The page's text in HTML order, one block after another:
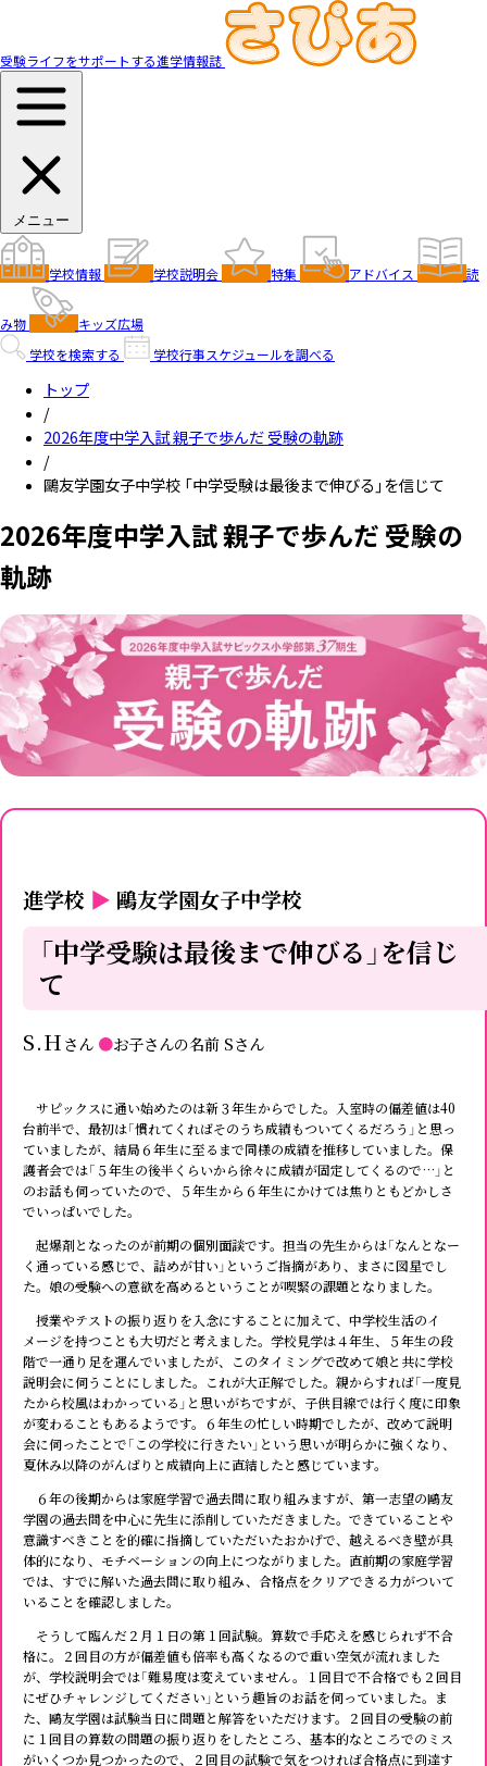
受験ライフをサポートする進学情報誌
メニュー
学校情報 学校説明会 特集 アドバイス 読
み物
キッズ広場
学校を検索する
学校行事スケジュールを調べる
トップ
/
2026年度中学入試 親子で歩んだ 受験の軌跡
/
鷗友学園女子中学校 「中学受験は最後まで伸びる」を信じて
2026年度中学入試 親子で歩んだ 受験の
軌跡
進学校 ▶ 鷗友学園女子中学校
「中学受験は最後まで伸びる」を信じ
て
S.H さん ●お子さんの名前 Sさん
サピックスに通い始めたのは新３年生からでした。入室時の偏差値は40
台前半で、最初は「慣れてくればそのうち成績もついてくるだろう」と思っ
ていましたが、結局６年生に至るまで同様の成績を推移していました。保
護者会では「５年生の後半くらいから徐々に成績が固定してくるので…」と
のお話も伺っていたので、５年生から６年生にかけては焦りともどかしさ
でいっぱいでした。
起爆剤となったのが前期の個別面談です。担当の先生からは「なんとなー
く通っている感じで、詰めが甘い」というご指摘があり、まさに図星でし
た。娘の受験への意欲を高めるということが喫緊の課題となりました。
授業やテストの振り返りを入念にすることに加えて、中学校生活のイ
メージを持つことも大切だと考えました。学校見学は４年生、５年生の段
階で一通り足を運んでいましたが、このタイミングで改めて娘と共に学校
説明会に伺うことにしました。これが大正解でした。親からすれば「一度見
たから校風はわかっている」と思いがちですが、子供目線では行く度に印象
が変わることもあるようです。６年生の忙しい時期でしたが、改めて説明
会に伺ったことで「この学校に行きたい」という思いが明らかに強くなり、
夏休み以降のがんばりと成績向上に直結したと感じています。
６年の後期からは家庭学習で過去問に取り組みますが、第一志望の鷗友
学園の過去問を中心に先生に添削していただきました。できていることや
意識すべきことを的確に指摘していただいたおかげで、越えるべき壁が具
体的になり、モチベーションの向上につながりました。直前期の家庭学習
では、すでに解いた過去問に取り組み、合格点をクリアできる力がついて
いることを確認しました。
そうして臨んだ２月１日の第１回試験。算数で手応えを感じられず不合
格に。２回目の方が偏差値も倍率も高くなるので重い空気が流れました
が、学校説明会では「難易度は変えていません。１回目で不合格でも２回目
にぜひチャレンジしてください」という趣旨のお話を伺っていました。ま
た、鷗友学園は試験当日に問題と解答をいただけます。２回目の受験の前
に１回目の算数の問題の振り返りをしたところ、基本的なところでのミス
がいくつか見つかったので、２回目の試験で気をつければ合格点に到達す